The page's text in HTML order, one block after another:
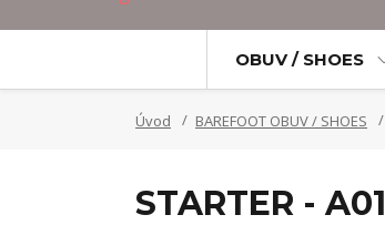
OBUV / SHOES
Úvod BAREFOOT OBUV / SHOES
STARTER - A01